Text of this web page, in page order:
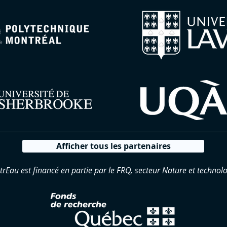
Afficher tous les partenaires
est financé en partie par le FRQ, secteur Nature et